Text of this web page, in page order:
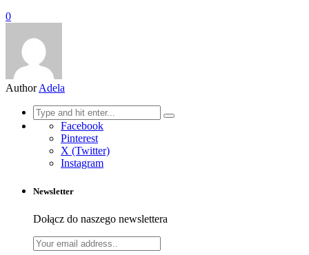
0
Author Adela
Search
for:
Facebook
Pinterest
X (Twitter)
Instagram
Newsletter
Dołącz do naszego newslettera